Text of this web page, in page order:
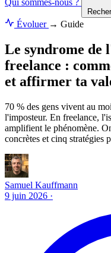
Qui sommes-nous ?
Évoluer → Guide
Le syndrome de
freelance :
et affirmer ta
70 % des gens vivent au
l'imposteur. En freelance,
amplifient le phénomène.
concrètes et cinq stratégies
Samuel Kauffmann
9 juin 2026 ·